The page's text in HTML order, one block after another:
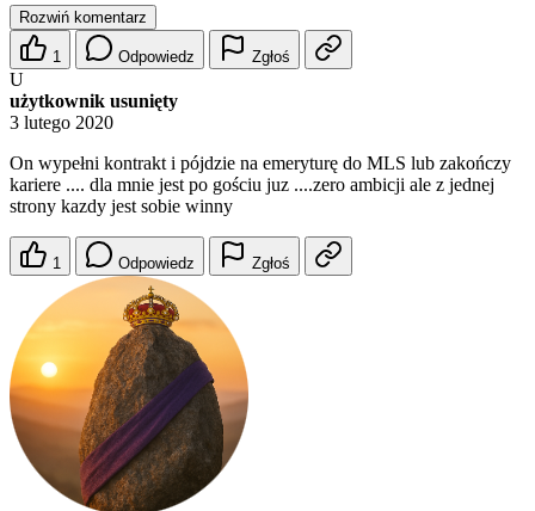
Rozwiń komentarz
1 Odpowiedz Zgłoś
U
użytkownik usunięty
3 lutego 2020
On wypełni kontrakt i pójdzie na emeryturę do MLS lub zakończy
kariere .... dla mnie jest po gościu juz ....zero ambicji ale z jednej
strony kazdy jest sobie winny
1 Odpowiedz Zgłoś